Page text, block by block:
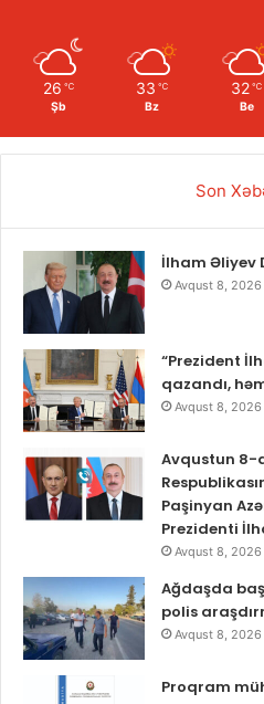
26 ℃
Şb
33 ℃
Bz
32 ℃
Be
Son
İlham Əliyev
Avqust 8, 2026
“Prezident
qazandı,
Avqust 8, 2026
Avqustun 8-
Paşinyan
Prezidenti
Avqust 8, 2026
Ağdaşda
polis
Avqust 8, 2026
Proqram